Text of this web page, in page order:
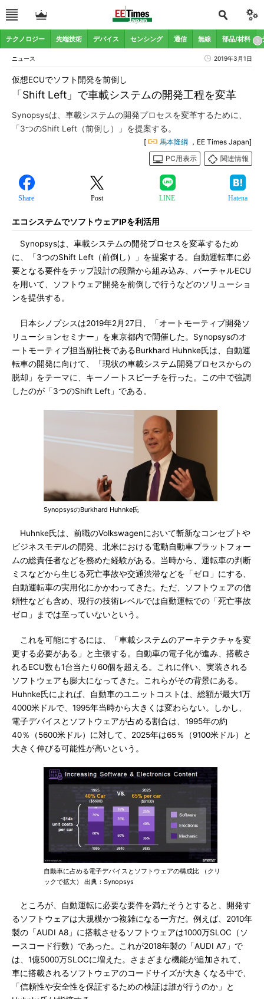
テクノロジー 先端技術 デバイス センシング 通信 無線 部品/材料
ニュース 2019年3月1日
「Shift Left」で車載システムの開発工程を変革
仮想ECUでソフト開発を前倒し
Synopsysは、車載システムの開発プロセスを変革するために、
「3つのShift Left（前倒し）」を提案する。
[ 馬本隆綱 ，EE Times Japan]
PC用表示
関連情報
Share Post LINE Hatena
エコシステムでソフトウェアIPを利活用
Synopsysは、車載システムの開発プロセスを変革するため
に、「3つのShift Left（前倒し）」を提案する。自動運転車に必
要となる要件をチップ設計の段階から組み込み、バーチャルECU
を用いて、ソフトウェア開発を前倒しで行うなどのソリューショ
ンを提供する。
日本シノプシスは2019年2月27日、「オートモーティブ開発ソ
リューションセミナー」を東京都内で開催した。Synopsysのオ
ートモーティブ担当副社長であるBurkhard Huhnke氏は、自動運
転車の開発に向けて、「現状の車載システム開発プロセスからの
脱却」をテーマに、キーノートスピーチを行った。この中で強調
したのが「3つのShift Left」である。
SynopsysのBurkhard Huhnke氏
Huhnke氏は、前職のVolkswagenにおいて斬新なコンセプトや
ビジネスモデルの開発、北米における電動自動車プラットフォー
ムの総責任者などを務めた経験がある。当時から、運転車の判断
ミスなどから生じる死亡事故や交通渋滞などを「ゼロ」にする、
自動運転車の実用化にかかわってきた。ただ、ソフトウェアの信
頼性なども含め、現行の技術レベルでは自動運転での「死亡事故
ゼロ」までは至っていないという。
これを可能にするには、「車載システムのアーキテクチャを変
更する必要がある」と主張する。自動車の電子化が進み、搭載さ
れるECU数も1台当たり60個を超える。これに伴い、実装される
ソフトウェアも膨大になってきた。これらがその背景にある。
Huhnke氏によれば、自動車のユニットコストは、総額が最大1万
4000米ドルで、1995年当時から大きくは変わらない。しかし、
電子デバイスとソフトウェアが占める割合は、1995年の約
40％（5600米ドル）に対して、2025年は65％（9100米ドル）と
大きく伸びる可能性が高いという。
自動車に占める電子デバイスとソフトウェアの構成比 （クリ
ックで拡大） 出典：Synopsys
ところが、自動運転に必要な要件を満たそうとすると、開発す
るソフトウェアは大規模かつ複雑になる一方だ。例えば、2010年
製の「AUDI A8」に搭載させるソフトウェアは1000万SLOC（ソ
ースコード行数）であった。これが2018年製の「AUDI A7」で
は、1億5000万SLOCに増えた。さまざまな機能が追加されて、
車に搭載されるソフトウェアのコードサイズが大きくなる中で、
「信頼性や安全性を保証するための検証は誰が行うのか」と